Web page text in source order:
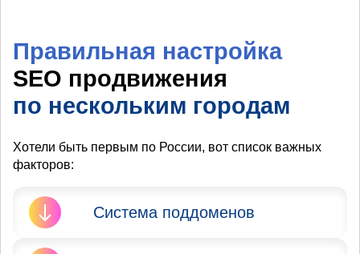
Правильная настройка
SEO продвижения
по нескольким городам
Хотели быть первым по России, вот список важных
факторов:
Система поддоменов